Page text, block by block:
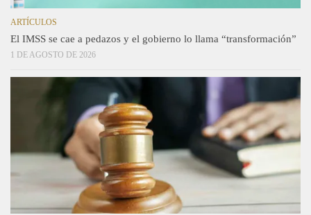
ARTÍCULOS
El IMSS se cae a pedazos y el gobierno lo llama “transformación”
1 DE AGOSTO DE 2026